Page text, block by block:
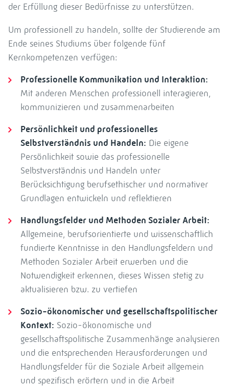
der Erfüllung dieser Bedürfnisse zu unterstützen.
Um professionell zu handeln, sollte der Studierende am
Ende seines Studiums über folgende fünf
Kernkompetenzen verfügen:
Professionelle Kommunikation und Interaktion:
Mit anderen Menschen professionell interagieren,
kommunizieren und zusammenarbeiten
Persönlichkeit und professionelles
Selbstverständnis und Handeln: Die eigene
Persönlichkeit sowie das professionelle
Selbstverständnis und Handeln unter
Berücksichtigung berufsethischer und normativer
Grundlagen entwickeln und reflektieren
Handlungsfelder und Methoden Sozialer Arbeit:
Allgemeine, berufsorientierte und wissenschaftlich
fundierte Kenntnisse in den Handlungsfeldern und
Methoden Sozialer Arbeit erwerben und die
Notwendigkeit erkennen, dieses Wissen stetig zu
aktualisieren bzw. zu vertiefen
Sozio-ökonomischer und gesellschaftspolitischer
Kontext: Sozio-ökonomische und
gesellschaftspolitische Zusammenhänge analysieren
und die entsprechenden Herausforderungen und
Handlungsfelder für die Soziale Arbeit allgemein
und spezifisch erörtern und in die Arbeit